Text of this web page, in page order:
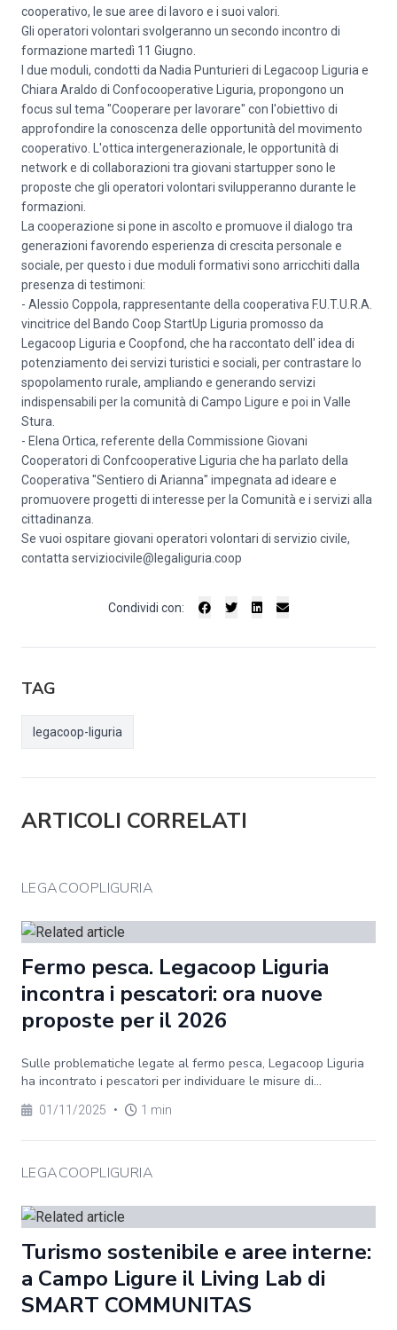
cooperativo, le sue aree di lavoro e i suoi valori.
Gli operatori volontari svolgeranno un secondo incontro di
formazione martedì 11 Giugno.
I due moduli, condotti da Nadia Punturieri di Legacoop Liguria e
Chiara Araldo di Confocooperative Liguria, propongono un
focus sul tema "Cooperare per lavorare" con l'obiettivo di
approfondire la conoscenza delle opportunità del movimento
cooperativo. L'ottica intergenerazionale, le opportunità di
network e di collaborazioni tra giovani startupper sono le
proposte che gli operatori volontari svilupperanno durante le
formazioni.
La cooperazione si pone in ascolto e promuove il dialogo tra
generazioni favorendo esperienza di crescita personale e
sociale, per questo i due moduli formativi sono arricchiti dalla
presenza di testimoni:
- Alessio Coppola, rappresentante della cooperativa F.U.T.U.R.A.
vincitrice del Bando Coop StartUp Liguria promosso da
Legacoop Liguria e Coopfond, che ha raccontato dell' idea di
potenziamento dei servizi turistici e sociali, per contrastare lo
spopolamento rurale, ampliando e generando servizi
indispensabili per la comunità di Campo Ligure e poi in Valle
Stura.
- Elena Ortica, referente della Commissione Giovani
Cooperatori di Confcooperative Liguria che ha parlato della
Cooperativa "Sentiero di Arianna" impegnata ad ideare e
promuovere progetti di interesse per la Comunità e i servizi alla
cittadinanza.
Se vuoi ospitare giovani operatori volontari di servizio civile,
contatta serviziocivile@legaliguria.coop
Condividi con:
TAG
legacoop-liguria
ARTICOLI CORRELATI
LEGACOOPLIGURIA
Fermo pesca. Legacoop Liguria
incontra i pescatori: ora nuove
proposte per il 2026
Sulle problematiche legate al fermo pesca, Legacoop Liguria
ha incontrato i pescatori per individuare le misure di...
01/11/2025 • 1 min
LEGACOOPLIGURIA
Turismo sostenibile e aree interne:
a Campo Ligure il Living Lab di
SMART COMMUNITAS